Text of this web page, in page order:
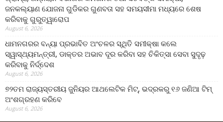
ଜନକଲ୍ୟାଣ ଯୋଜନା ଗୁଡିକର ଗୁଣବତା ସହ ସମୟସୀମା ମଧ୍ୟରେ ଶେଷ
କରିବାକୁ ଗୁରୁତ୍ୱାରୋପ
August 6, 2026
ଧାମନଗରର ବନ୍ୟା ପ୍ରଭାବିତ ଅଂଚଳର ସ୍ଥିତି ସମୀକ୍ଷା କଲେ
ସ୍ୱାସ୍ଥ୍ୟମନ୍ତ୍ରୀ, ଡାକ୍ତର ଅଭାବ ଦୂର କରିବା ସହ ଚିକିତ୍ସା ସେବା ସୁଦୃଢ଼
କରିବାକୁ ନିର୍ଦ୍ଦେଶ
August 6, 2026
୭୨ତମ ରାଜ୍ୟସ୍ତରୀୟ ଜୁନିୟର ଆଥଲେଟିକ ମିଟ୍‌, ଭଦ୍ରକରୁ ୧୬ ଜଣିଆ ଟିମ୍
ଅଂଶଗ୍ରହଣ କରିବେ
August 6, 2026